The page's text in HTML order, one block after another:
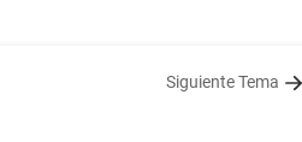
Siguiente Tema